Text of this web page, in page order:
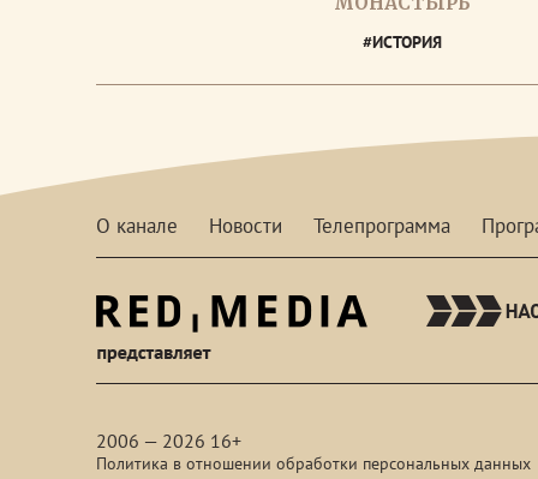
#ИСТОРИЯ
О канале Новости Телепрограмма
2006 — 2026 16+
Политика в отношении обработки персональных данных